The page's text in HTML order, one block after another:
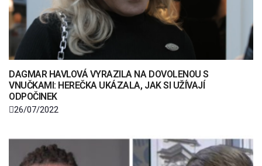
DAGMAR HAVLOVÁ VYRAZILA NA DOVOLENOU S
VNUČKAMI: HEREČKA UKÁZALA, JAK SI UŽÍVAJÍ
ODPOČINEK
26/07/2022